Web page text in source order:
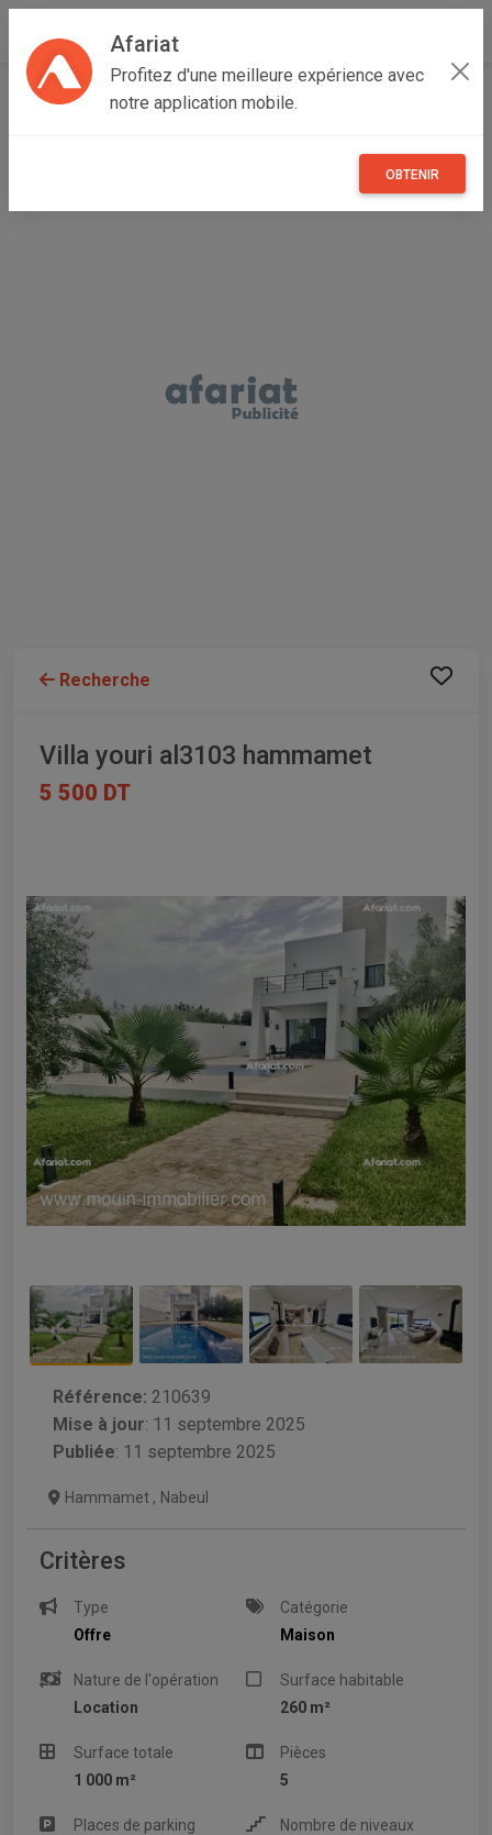
Afariat
Profitez d'une meilleure expérience avec
notre application mobile.
OBTENIR
Accueil Immobilier Cap bon - Sahel
Recherche
Villa youri al3103 hammamet
5 500 DT
Référence: 210639
Mise à jour: 11 septembre 2025
Publiée: 11 septembre 2025
Hammamet , Nabeul
Critères
Type
Offre
Catégorie
Maison
Nature de l'opération
Location
Surface habitable
260 m²
Surface totale
1 000 m²
Pièces
5
Places de parking
Nombre de niveaux